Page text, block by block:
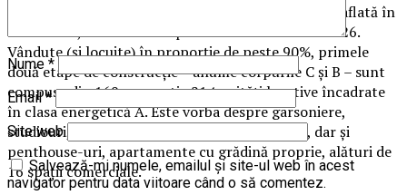
are două faze deja finalizate și o a treia aflată în
dezvoltare, cu termen de predare în vara anului 2026.
Vândute (și locuite) în proporție de peste 90%, primele
două etape de construcție – anume corpurile C și B – sunt
compuse din 169, respectiv 214 unități locative încadrate
în clasa energetică A. Este vorba despre garsoniere,
studiouri, apartamente cu două și trei camere, dar și
penthouse-uri, apartamente cu grădină proprie, alături de
16 spații comerciale.
Nume *
Email*
Site web
Salvează-mi numele, emailul și site-ul web în acest
navigator pentru data viitoare când o să comentez.